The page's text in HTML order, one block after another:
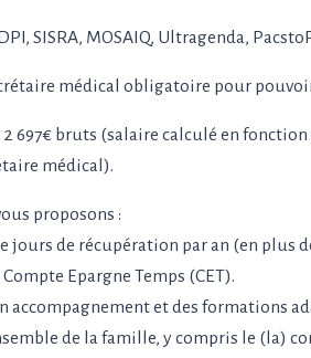
SISRA, MOSAIQ, Ultragenda,
médical obligatoire pour
697€ bruts (salaire calculé en
médical).
proposons :
jours de récupération par an (en plus
Epargne Temps (CET).
accompagnement et des formations
de la famille, y compris le (la)